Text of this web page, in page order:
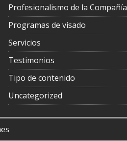
Profesionalismo de la Compañía
Programas de visado
Servicios
Testimonios
Tipo de contenido
Uncategorized